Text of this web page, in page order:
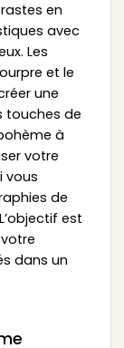
en
avec
Les
et le
une
touches de
à
votre
vous
de
est
dans un